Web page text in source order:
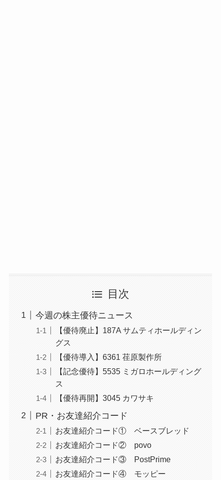
目次
今週の株主優待ニュース
【優待廃止】187A サムティホールディン
グス
【優待導入】6361 荏原製作所
【記念優待】5535 ミガロホールディング
ス
【優待再開】3045 カワサキ
PR・お友達紹介コード
お友達紹介コード① ベースブレッド
お友達紹介コード② povo
お友達紹介コード③ PostPrime
お友達紹介コード④ モッピー